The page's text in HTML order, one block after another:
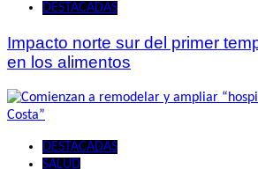
DESTACADAS
Impacto norte sur del primer
en los alimentos
DESTACADAS
SALUD